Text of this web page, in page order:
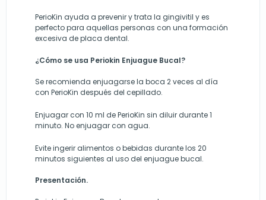
PerioKin ayuda a prevenir y trata la gingivitil y es
perfecto para aquellas personas con una formación
excesiva de placa dental.
¿Cómo se usa Periokin Enjuague Bucal?
Se recomienda enjuagarse la boca 2 veces al día
con PerioKin después del cepillado.
Enjuagar con 10 ml de PerioKin sin diluir durante 1
minuto. No enjuagar con agua.
Evite ingerir alimentos o bebidas durante los 20
minutos siguientes al uso del enjuague bucal.
Presentación.